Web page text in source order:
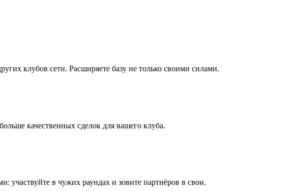
клубов сети. Расширяете базу не только своими силами.
качественных сделок для вашего клуба.
участвуйте в чужих раундах и зовите партнёров в свои.